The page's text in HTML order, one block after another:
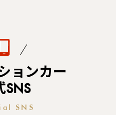
ョンカー
SNS
SNS